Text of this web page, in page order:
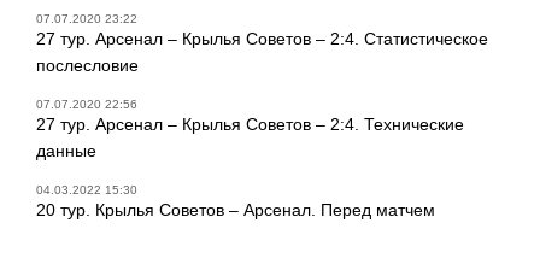
07.07.2020 23:22
27 тур. Арсенал – Крылья Советов – 2:4. Статистическое
послесловие
07.07.2020 22:56
27 тур. Арсенал – Крылья Советов – 2:4. Технические
данные
04.03.2022 15:30
20 тур. Крылья Советов – Арсенал. Перед матчем